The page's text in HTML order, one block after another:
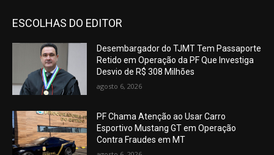
ESCOLHAS DO EDITOR
Desembargador do TJMT Tem Passaporte
Retido em Operação da PF Que Investiga
Desvio de R$ 308 Milhões
agosto 6, 2026
PF Chama Atenção ao Usar Carro
Esportivo Mustang GT em Operação
Contra Fraudes em MT